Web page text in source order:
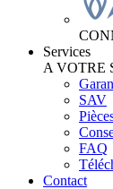
Services
A VOTRE
SAV
FAQ
Contact